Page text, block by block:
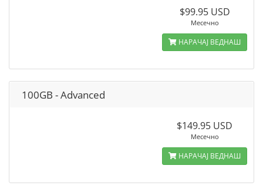
$99.95 USD
Месечно
НАРАЧАЈ ВЕДНАШ
100GB - Advanced
$149.95 USD
Месечно
НАРАЧАЈ ВЕДНАШ